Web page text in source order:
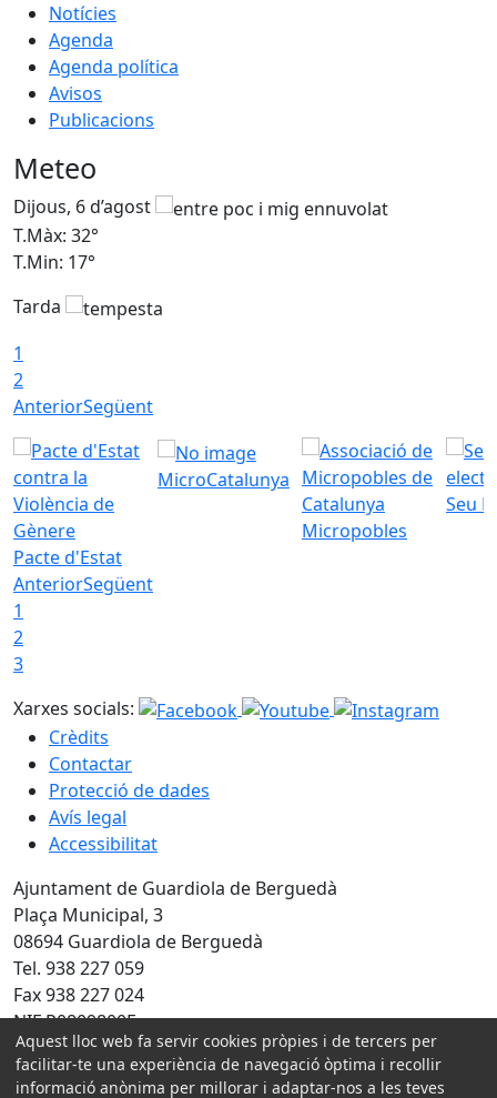
Notícies
Agenda
Agenda política
Avisos
Publicacions
Meteo
Dijous, 6 d’agost
T.Màx: 32°
T.Min: 17°
Tarda
1
2
AnteriorSegüent
Pacte d'Estat
MicroCatalunya
Micropobles
Seu
AnteriorSegüent
1
2
3
Xarxes socials:
Crèdits
Contactar
Protecció de dades
Avís legal
Accessibilitat
Ajuntament de Guardiola de Berguedà
Plaça Municipal, 3
08694 Guardiola de Berguedà
Tel. 938 227 059
Fax 938 227 024
NIF P0809800F
Amb la col·laboració de:
Aquest lloc web fa servir cookies pròpies i de tercers per
facilitar-te una experiència de navegació òptima i recollir
informació anònima per millorar i adaptar-nos a les teves